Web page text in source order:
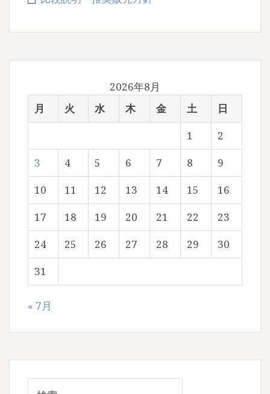
2026年8月
月
火 水 木 金 土
日
1
2
3
4 5 6 7 8
9
10
11 12 13 14 15
16
17
18 19 20 21 22
23
24
25 26 27 28 29
30
31
« 7月